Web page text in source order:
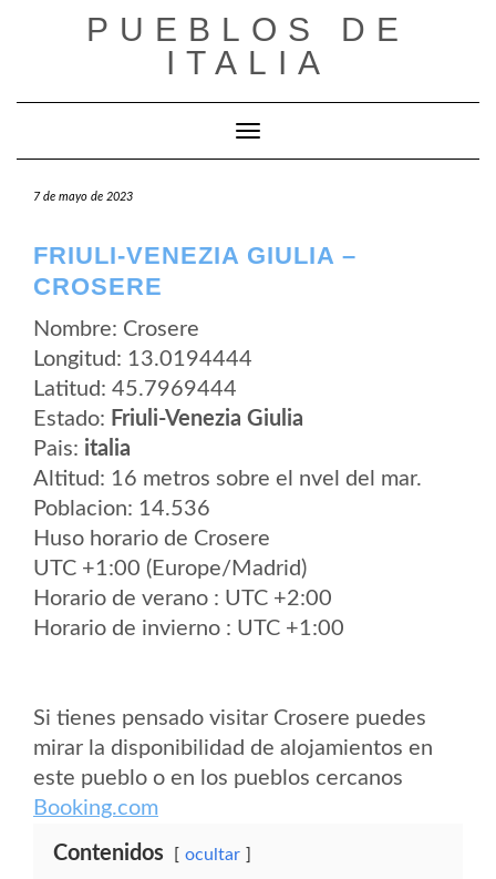
PUEBLOS DE
ITALIA
Cambiar modo de navegación
7 de mayo de 2023
FRIULI-VENEZIA GIULIA –
CROSERE
Nombre: Crosere
Longitud: 13.0194444
Latitud: 45.7969444
Estado: Friuli-Venezia Giulia
Pais: italia
Altitud: 16 metros sobre el nvel del mar.
Poblacion: 14.536
Huso horario de Crosere
UTC +1:00 (Europe/Madrid)
Horario de verano : UTC +2:00
Horario de invierno : UTC +1:00
Si tienes pensado visitar Crosere puedes
mirar la disponibilidad de alojamientos en
este pueblo o en los pueblos cercanos
Booking.com
Contenidos ocultar